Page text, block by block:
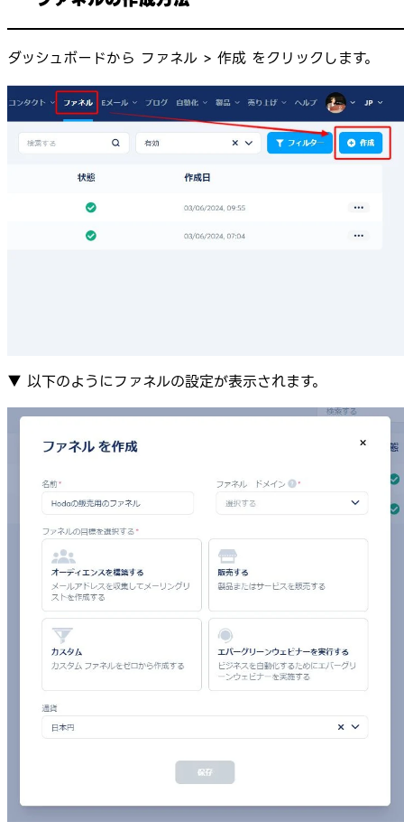
ダッシュボードから ファネル > 作成 をクリックします。
▼ 以下のようにファネルの設定が表示されます。